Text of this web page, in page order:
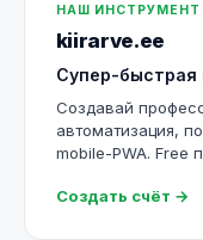
НАШ ИНСТРУМЕНТ
kiirarve.ee
Супер-быстрая
Создавай
автоматизация,
mobile-PWA. Free
Создать счёт →